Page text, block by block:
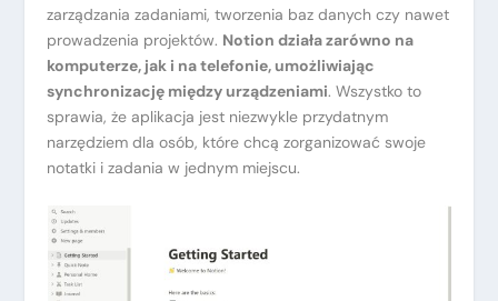
zarządzania zadaniami, tworzenia baz danych czy nawet
prowadzenia projektów. Notion działa zarówno na
komputerze, jak i na telefonie, umożliwiając
synchronizację między urządzeniami. Wszystko to
sprawia, że aplikacja jest niezwykle przydatnym
narzędziem dla osób, które chcą zorganizować swoje
notatki i zadania w jednym miejscu.